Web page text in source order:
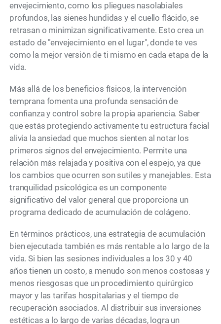
envejecimiento, como los pliegues nasolabiales
profundos, las sienes hundidas y el cuello flácido, se
retrasan o minimizan significativamente. Esto crea un
estado de "envejecimiento en el lugar", donde te ves
como la mejor versión de ti mismo en cada etapa de la
vida.
Más allá de los beneficios físicos, la intervención
temprana fomenta una profunda sensación de
confianza y control sobre la propia apariencia. Saber
que estás protegiendo activamente tu estructura facial
alivia la ansiedad que muchos sienten al notar los
primeros signos del envejecimiento. Permite una
relación más relajada y positiva con el espejo, ya que
los cambios que ocurren son sutiles y manejables. Esta
tranquilidad psicológica es un componente
significativo del valor general que proporciona un
programa dedicado de acumulación de colágeno.
En términos prácticos, una estrategia de acumulación
bien ejecutada también es más rentable a lo largo de la
vida. Si bien las sesiones individuales a los 30 y 40
años tienen un costo, a menudo son menos costosas y
menos riesgosas que un procedimiento quirúrgico
mayor y las tarifas hospitalarias y el tiempo de
recuperación asociados. Al distribuir sus inversiones
estéticas a lo largo de varias décadas, logra un